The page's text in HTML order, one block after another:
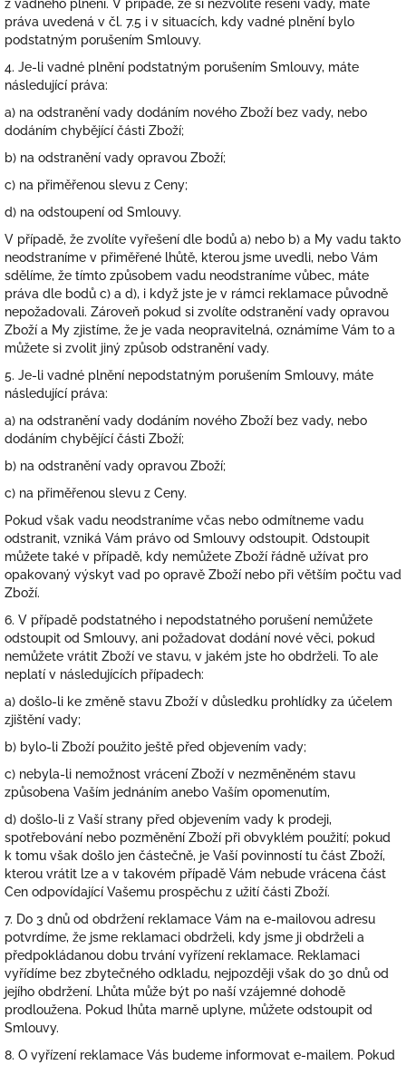
z vadného plnění. V případě, že si nezvolíte řešení vady, máte
práva uvedená v čl. 7.5 i v situacích, kdy vadné plnění bylo
podstatným porušením Smlouvy.
4. Je-li vadné plnění podstatným porušením Smlouvy, máte
následující práva:
a) na odstranění vady dodáním nového Zboží bez vady, nebo
dodáním chybějící části Zboží;
b) na odstranění vady opravou Zboží;
c) na přiměřenou slevu z Ceny;
d) na odstoupení od Smlouvy.
V případě, že zvolíte vyřešení dle bodů a) nebo b) a My vadu takto
neodstraníme v přiměřené lhůtě, kterou jsme uvedli, nebo Vám
sdělíme, že tímto způsobem vadu neodstraníme vůbec, máte
práva dle bodů c) a d), i když jste je v rámci reklamace původně
nepožadovali. Zároveň pokud si zvolíte odstranění vady opravou
Zboží a My zjistíme, že je vada neopravitelná, oznámíme Vám to a
můžete si zvolit jiný způsob odstranění vady.
5. Je-li vadné plnění nepodstatným porušením Smlouvy, máte
následující práva:
a) na odstranění vady dodáním nového Zboží bez vady, nebo
dodáním chybějící části Zboží;
b) na odstranění vady opravou Zboží;
c) na přiměřenou slevu z Ceny.
Pokud však vadu neodstraníme včas nebo odmítneme vadu
odstranit, vzniká Vám právo od Smlouvy odstoupit. Odstoupit
můžete také v případě, kdy nemůžete Zboží řádně užívat pro
opakovaný výskyt vad po opravě Zboží nebo při větším počtu vad
Zboží.
6. V případě podstatného i nepodstatného porušení nemůžete
odstoupit od Smlouvy, ani požadovat dodání nové věci, pokud
nemůžete vrátit Zboží ve stavu, v jakém jste ho obdrželi. To ale
neplatí v následujících případech:
a) došlo-li ke změně stavu Zboží v důsledku prohlídky za účelem
zjištění vady;
b) bylo-li Zboží použito ještě před objevením vady;
c) nebyla-li nemožnost vrácení Zboží v nezměněném stavu
způsobena Vaším jednáním anebo Vaším opomenutím,
d) došlo-li z Vaší strany před objevením vady k prodeji,
spotřebování nebo pozměnění Zboží při obvyklém použití; pokud
k tomu však došlo jen částečně, je Vaší povinností tu část Zboží,
kterou vrátit lze a v takovém případě Vám nebude vrácena část
Cen odpovídající Vašemu prospěchu z užití části Zboží.
7. Do 3 dnů od obdržení reklamace Vám na e-mailovou adresu
potvrdíme, že jsme reklamaci obdrželi, kdy jsme ji obdrželi a
předpokládanou dobu trvání vyřízení reklamace. Reklamaci
vyřídíme bez zbytečného odkladu, nejpozději však do 30 dnů od
jejího obdržení. Lhůta může být po naší vzájemné dohodě
prodloužena. Pokud lhůta marně uplyne, můžete odstoupit od
Smlouvy.
8. O vyřízení reklamace Vás budeme informovat e-mailem. Pokud